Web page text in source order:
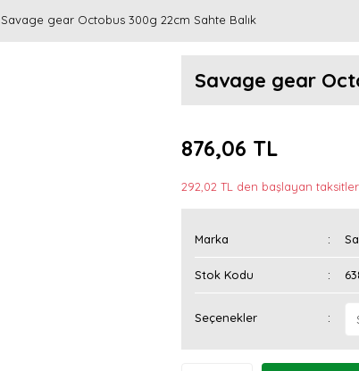
Savage gear Octobus 300g 22cm Sahte Balık
Savage gear
876,06 TL
292,02 TL den başlayan
Marka
Stok Kodu
Seçenekler